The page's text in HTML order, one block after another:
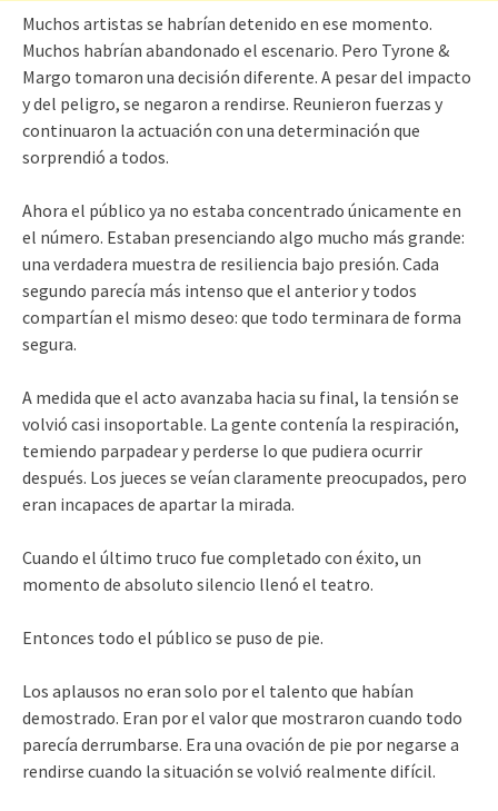
Muchos artistas se habrían detenido en ese momento.
Muchos habrían abandonado el escenario. Pero Tyrone &
Margo tomaron una decisión diferente. A pesar del impacto
y del peligro, se negaron a rendirse. Reunieron fuerzas y
continuaron la actuación con una determinación que
sorprendió a todos.
Ahora el público ya no estaba concentrado únicamente en
el número. Estaban presenciando algo mucho más grande:
una verdadera muestra de resiliencia bajo presión. Cada
segundo parecía más intenso que el anterior y todos
compartían el mismo deseo: que todo terminara de forma
segura.
A medida que el acto avanzaba hacia su final, la tensión se
volvió casi insoportable. La gente contenía la respiración,
temiendo parpadear y perderse lo que pudiera ocurrir
después. Los jueces se veían claramente preocupados, pero
eran incapaces de apartar la mirada.
Cuando el último truco fue completado con éxito, un
momento de absoluto silencio llenó el teatro.
Entonces todo el público se puso de pie.
Los aplausos no eran solo por el talento que habían
demostrado. Eran por el valor que mostraron cuando todo
parecía derrumbarse. Era una ovación de pie por negarse a
rendirse cuando la situación se volvió realmente difícil.